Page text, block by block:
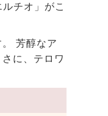
チオ」がこ
芳醇なア
に、テロワ